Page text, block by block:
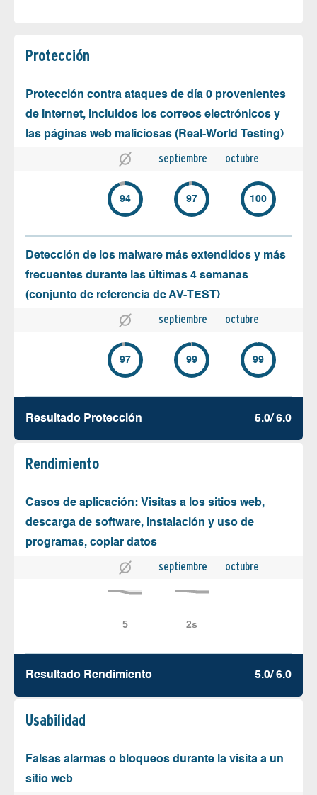
Protección
Protección contra ataques de día 0 provenientes
de Internet, incluidos los correos electrónicos y
las páginas web maliciosas (Real-World Testing)
septiembre octubre
94 97 100
Detección de los malware más extendidos y más
frecuentes durante las últimas 4 semanas
(conjunto de referencia de AV-TEST)
septiembre octubre
97 99 99
Resultado Protección 5.0/ 6.0
Rendimiento
Casos de aplicación: Visitas a los sitios web,
descarga de software, instalación y uso de
programas, copiar datos
septiembre octubre
Resultado Rendimiento 5.0/ 6.0
Usabilidad
Falsas alarmas o bloqueos durante la visita a un
sitio web